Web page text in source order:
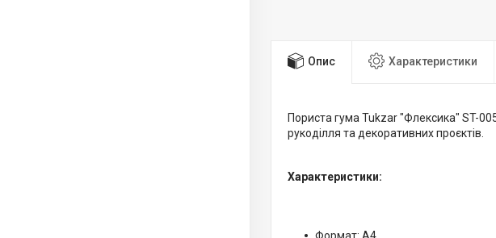
Опис Характеристики
Пориста гума Tukzar "Флексика" ST-
рукоділля та декоративних проєктів.
Характеристики: